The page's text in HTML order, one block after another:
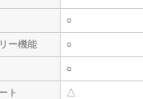
○
ー機能 ○
○
ト △